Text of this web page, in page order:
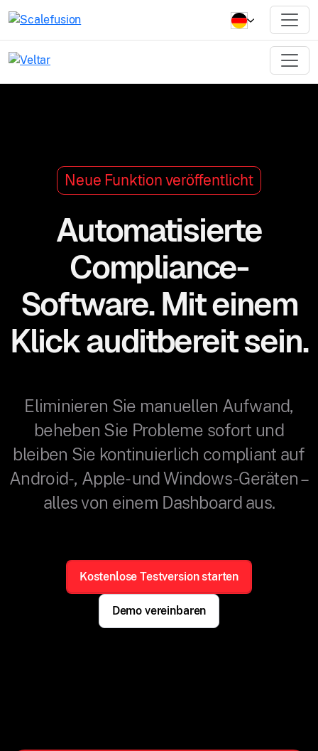
Neue Funktion veröffentlicht
Automatisierte
Compliance-
Software.Mit einem
Klick auditbereit sein.
Eliminieren Sie manuellen Aufwand,
beheben Sie Probleme sofort und
bleiben Sie kontinuierlich compliant auf
Android-, Apple- und Windows-Geräten –
alles von einem Dashboard aus.
Kostenlose Testversion starten
Demo vereinbaren